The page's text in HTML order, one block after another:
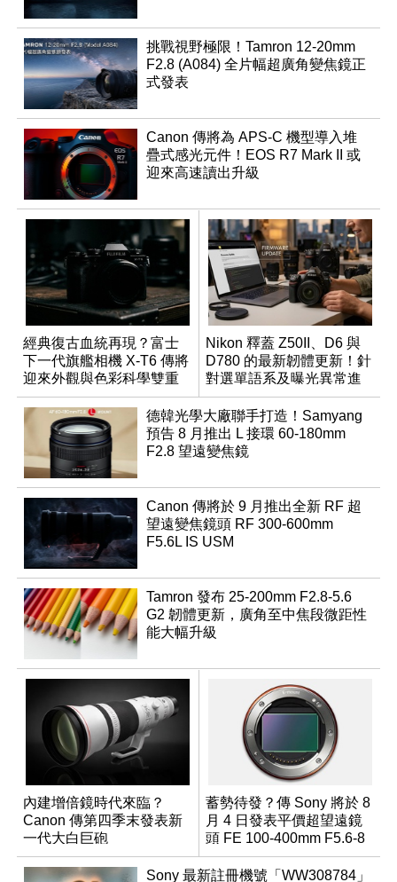
挑戰視野極限！Tamron 12-20mm
F2.8 (A084) 全片幅超廣角變焦鏡正
式發表
Canon 傳將為 APS-C 機型導入堆
疊式感光元件！EOS R7 Mark II 或
迎來高速讀出升級
經典復古血統再現？富士
下一代旗艦相機 X-T6 傳將
迎來外觀與色彩科學雙重
優化
Nikon 釋蓋 Z50II、D6 與
D780 的最新韌體更新！針
對選單語系及曝光異常進
行修復
德韓光學大廠聯手打造！Samyang
預告 8 月推出 L 接環 60-180mm
F2.8 望遠變焦鏡
Canon 傳將於 9 月推出全新 RF 超
望遠變焦鏡頭 RF 300-600mm
F5.6L IS USM
Tamron 發布 25-200mm F2.8-5.6
G2 韌體更新，廣角至中焦段微距性
能大幅升級
內建增倍鏡時代來臨？
Canon 傳第四季末發表新
一代大白巨砲
蓄勢待發？傳 Sony 將於 8
月 4 日發表平價超望遠鏡
頭 FE 100-400mm F5.6-8
Sony 最新註冊機號「WW308784」